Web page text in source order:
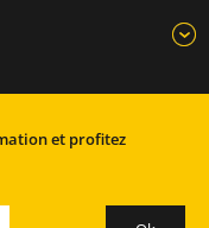
et profitez